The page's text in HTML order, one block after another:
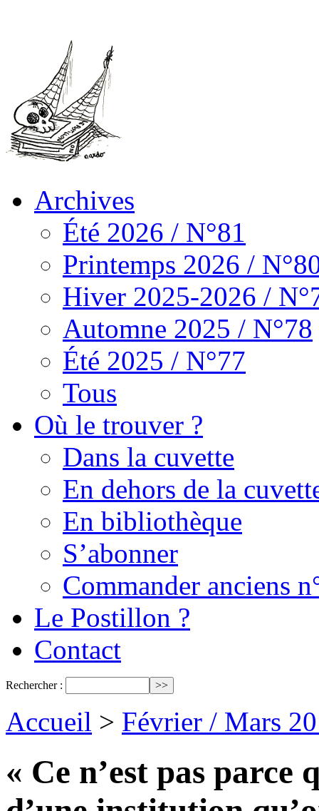
Archives
Été 2026 / N°81
Printemps 2026 /
Hiver 2025-2026 /
Automne 2025 / N°78
Été 2025 / N°77
Tous
Où le trouver ?
Dans la cuvette
En dehors de la
En bibliothèque
S’abonner
Commander anciens
Le Postillon ?
Contact
Rechercher :
Accueil > Février / Mars
« Ce n’est pas parce